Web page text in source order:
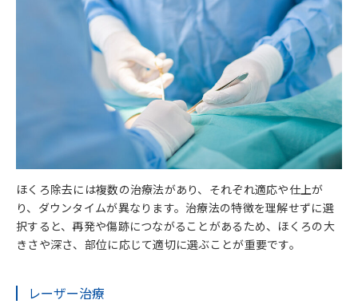
ほくろ除去には複数の治療法があり、それぞれ適応や仕上が
り、ダウンタイムが異なります。治療法の特徴を理解せずに選
択すると、再発や傷跡につながることがあるため、ほくろの大
きさや深さ、部位に応じて適切に選ぶことが重要です。
レーザー治療